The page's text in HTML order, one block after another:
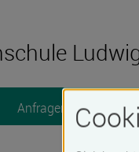
Anfragen